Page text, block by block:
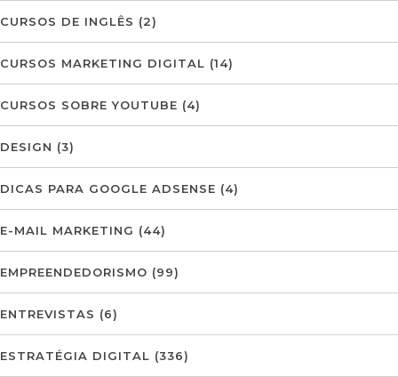
CURSOS DE INGLÊS (2)
CURSOS MARKETING DIGITAL (14)
CURSOS SOBRE YOUTUBE (4)
DESIGN (3)
DICAS PARA GOOGLE ADSENSE (4)
E-MAIL MARKETING (44)
EMPREENDEDORISMO (99)
ENTREVISTAS (6)
ESTRATÉGIA DIGITAL (336)